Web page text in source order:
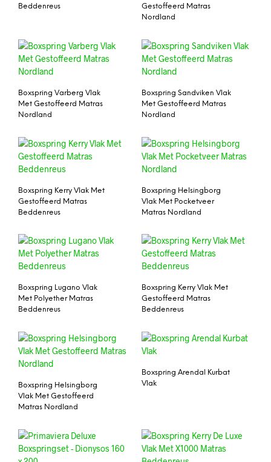
Beddenreus
Gestoffeerd Matras
Nordland
Boxspring Varberg Vlak
Met Gestoffeerd Matras
Nordland
Boxspring Sandviken Vlak
Met Gestoffeerd Matras
Nordland
Boxspring Kerry Vlak Met
Gestoffeerd Matras
Beddenreus
Boxspring Helsingborg
Vlak Met Pocketveer
Matras Nordland
Boxspring Lugano Vlak
Met Polyether Matras
Beddenreus
Boxspring Kerry Vlak Met
Gestoffeerd Matras
Beddenreus
Boxspring Helsingborg
Vlak Met Gestoffeerd
Matras Nordland
Boxspring Arendal Kurbat
Vlak